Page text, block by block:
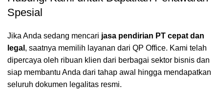
Spesial
Jika Anda sedang mencari jasa pendirian PT cepat dan
legal , saatnya memilih layanan dari QP Office. Kami telah
dipercaya oleh ribuan klien dari berbagai sektor bisnis dan
siap membantu Anda dari tahap awal hingga mendapatkan
seluruh dokumen legalitas resmi.